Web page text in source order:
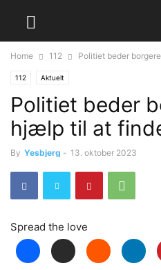
Home 112 Politiet beder
112 Aktuelt
Politiet beder
hjælp til at
By Yesbjerg - 13. oktober 2023
Spread the love